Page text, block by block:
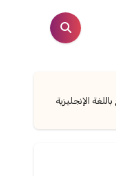
الإنجليزية